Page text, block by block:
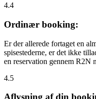
4.4
Ordinær booking:
Er der allerede fortaget en
spisestederne, er det ikke
en reservation gennem R2N
4.5